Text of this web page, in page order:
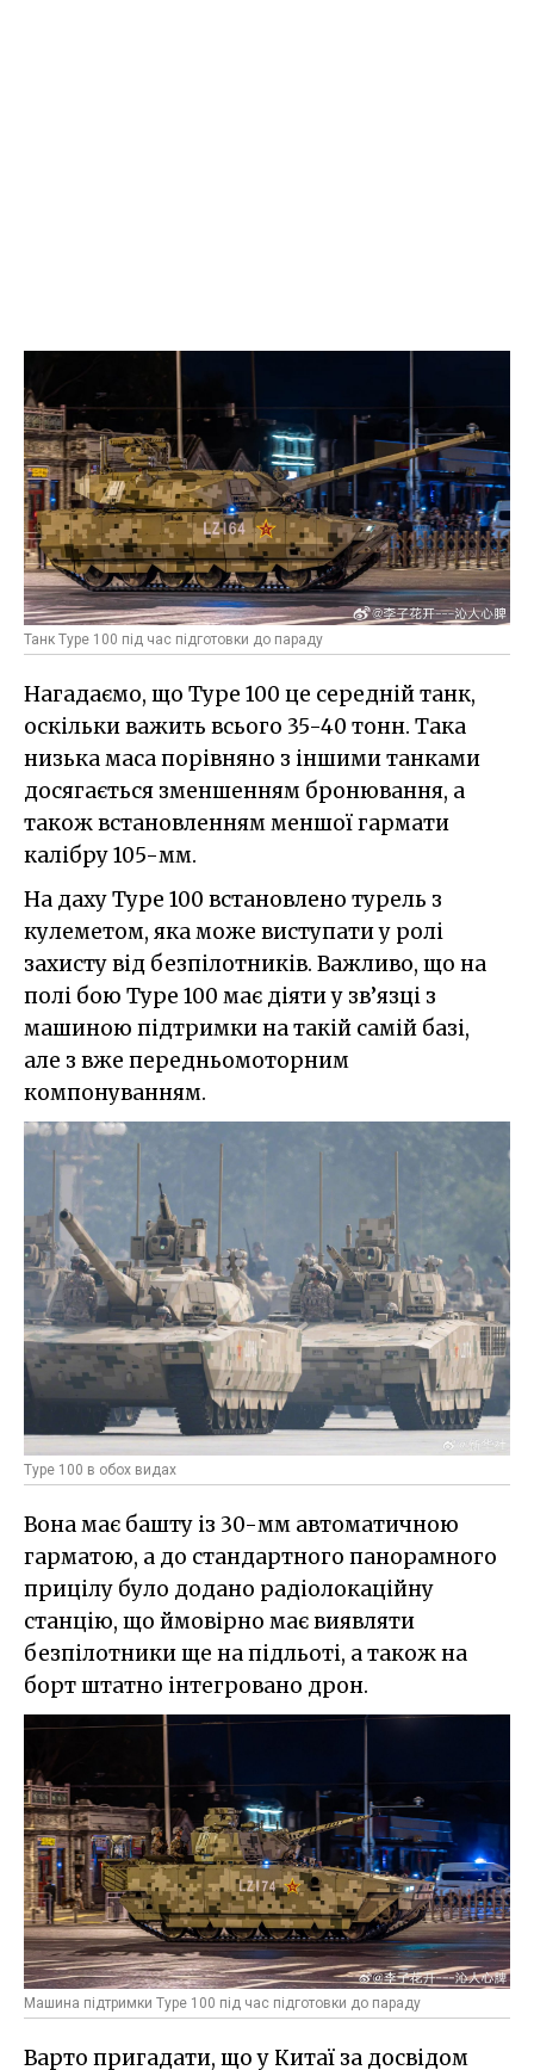
Танк Type 100 під час підготовки до параду
Нагадаємо, що Type 100 це середній танк,
оскільки важить всього 35-40 тонн. Така
низька маса порівняно з іншими танками
досягається зменшенням бронювання, а
також встановленням меншої гармати
калібру 105-мм.
На даху Type 100 встановлено турель з
кулеметом, яка може виступати у ролі
захисту від безпілотників. Важливо, що на
полі бою Type 100 має діяти у зв’язці з
машиною підтримки на такій самій базі,
але з вже передньомоторним
компонуванням.
Type 100 в обох видах
Вона має башту із 30-мм автоматичною
гарматою, а до стандартного панорамного
прицілу було додано радіолокаційну
станцію, що ймовірно має виявляти
безпілотники ще на підльоті, а також на
борт штатно інтегровано дрон.
Машина підтримки Type 100 під час підготовки до параду
Варто пригадати, що у Китаї за досвідом